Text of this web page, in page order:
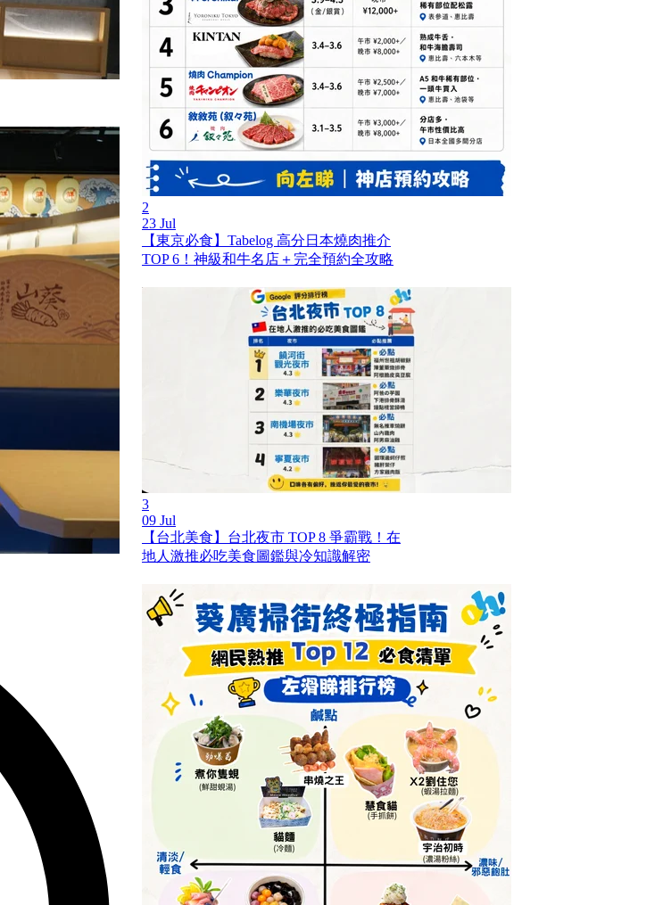
2
23 Jul
【東京必食】Tabelog 高分日本燒肉推介
TOP 6！神級和牛名店＋完全預約全攻略
3
09 Jul
【台北美食】台北夜市 TOP 8 爭霸戰！在
地人激推必吃美食圖鑑與冷知識解密